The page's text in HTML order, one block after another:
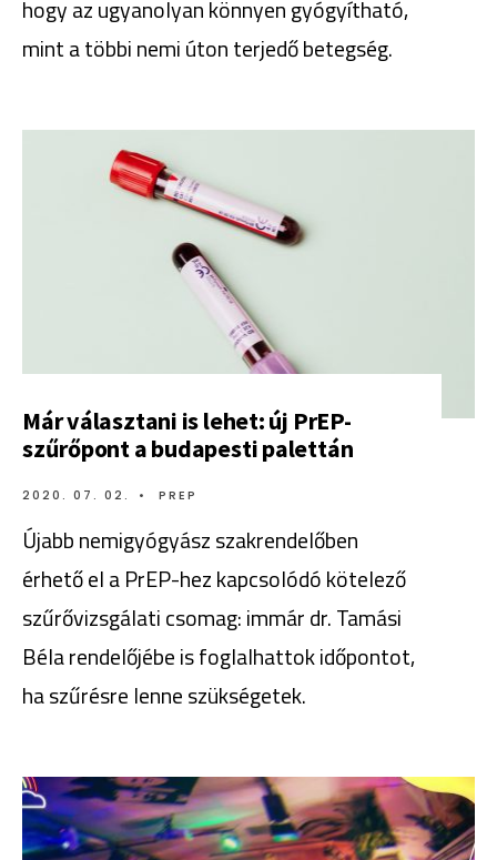
hogy az ugyanolyan könnyen gyógyítható,
mint a többi nemi úton terjedő betegség.
Már választani is lehet: új PrEP-
szűrőpont a budapesti palettán
2020. 07. 02. • PREP
Újabb nemigyógyász szakrendelőben
érhető el a PrEP-hez kapcsolódó kötelező
szűrővizsgálati csomag: immár dr. Tamási
Béla rendelőjébe is foglalhattok időpontot,
ha szűrésre lenne szükségetek.